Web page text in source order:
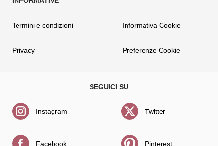
Termini e condizioni
Privacy
Informativa Cookie
Preferenze Cookie
Instagram
Facebook
Twitter
Pinterest